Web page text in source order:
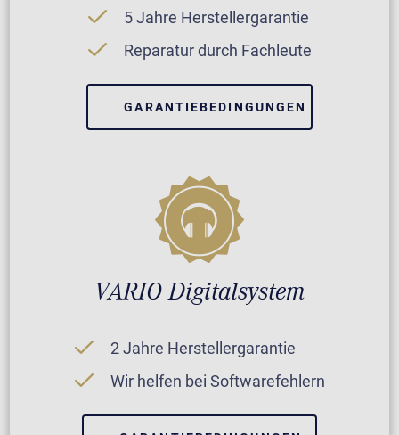
5 Jahre Herstellergarantie
Reparatur durch Fachleute
GARANTIEBEDINGUNGEN
VARIO Digitalsystem
2 Jahre Herstellergarantie
Wir helfen bei Softwarefehlern